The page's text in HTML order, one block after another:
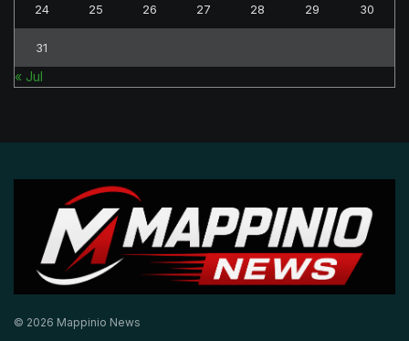
24 25 26 27 28 29 30
31
« Jul
© 2026 Mappinio News